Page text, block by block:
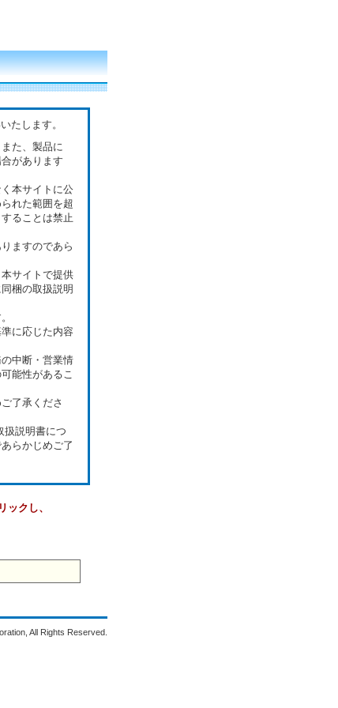
たします。
た、製品に
があります
本サイトに公
れた範囲を超
ることは禁止
ますのであら
サイトで提供
梱の取扱説明
に応じた内容
中断・営業情
能性があるこ
了承くださ
扱説明書につ
らかじめご了
クし、
All Rights Reserved.